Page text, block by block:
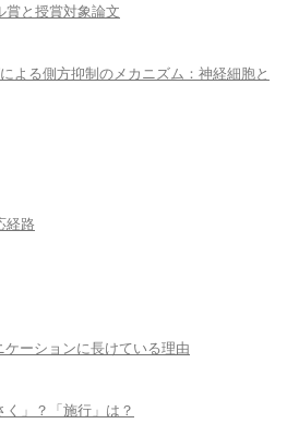
賞と授賞対象論文
よる側方抑制のメカニズム：神経細胞と
経路
ーションに長けている理由
く」？「施行」は？